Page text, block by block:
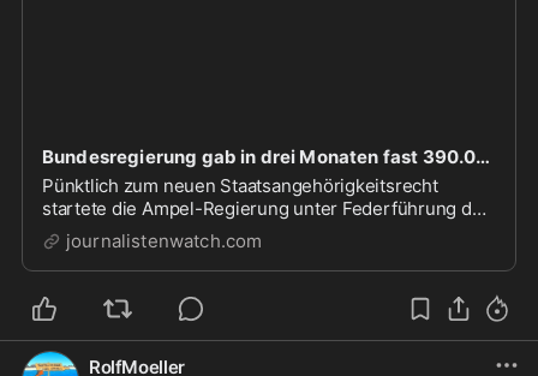
Bundesregierung gab in drei Monaten fast 390.000 Euro für Werbekampagne für den deutschen Pass aus » Journalistenwatch,Bundesregierung gab in drei Monaten fast 390.000 Euro für Werbekampagne für den deutschen Pass aus
Pünktlich zum neuen Staatsangehörigkeitsrecht
startete die Ampel-Regierung unter Federführung der
SPD-Funktionärin Reem Alabali-Radovan, Beauftragte
der
journalistenwatch.com
RolfMoeller